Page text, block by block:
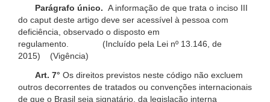
Parágrafo único. A informação de que trata o inciso III
do caput deste artigo deve ser acessível à pessoa com
deficiência, observado o disposto em
regulamento. (Incluído pela Lei nº 13.146, de
2015) (Vigência)
Art. 7° Os direitos previstos neste código não excluem
outros decorrentes de tratados ou convenções internacionais
de que o Brasil seja signatário, da legislação interna